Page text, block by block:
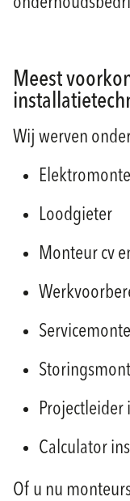
Meest
Wij werven
Loodgieter
Monteur cv
Calculator
Of u nu